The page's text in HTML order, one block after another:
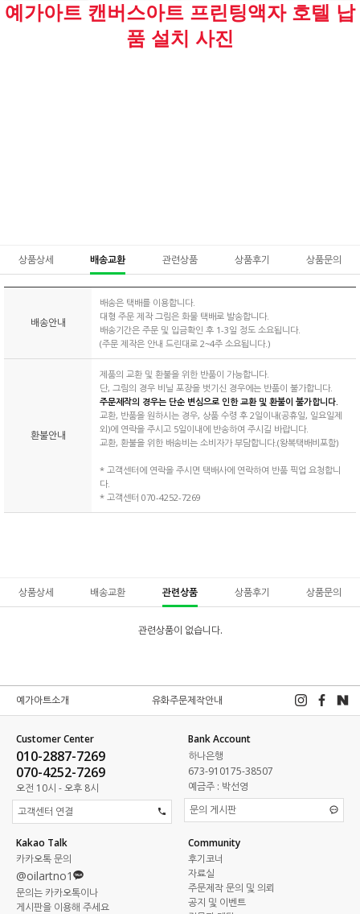
예가아트 캔버스아트 프린팅액자 호텔 납
품 설치 사진
상품상세 배송교환 관련상품 상품후기 상품문의
배송안내
배송은 택배를 이용합니다.
대형 주문 제작 그림은 화물 택배로 발송합니다.
배송기간은 주문 및 입금확인 후 1-3일 정도 소요됩니다.
(주문 제작은 안내 드린대로 2~4주 소요됩니다.)
환불안내
제품의 교환 및 환불을 위한 반품이 가능합니다.
단, 그림의 경우 비닐 포장을 벗기신 경우에는 반품이 불가합니다.
주문제작의 경우는 단순 변심으로 인한 교환 및 환불이 불가합니다.
교환, 반품을 원하시는 경우, 상품 수령 후 2일이내(공휴일, 일요일제
외)에 연락을 주시고 5일이내에 반송하여 주시길 바랍니다.
교환, 환불을 위한 배송비는 소비자가 부담합니다.(왕복택배비포함)
* 고객센터에 연락을 주시면 택배사에 연락하여 반품 픽업 요청합니
다.
* 고객센터 070-4252-7269
상품상세 배송교환 관련상품 상품후기 상품문의
관련상품이 없습니다.
예가아트소개 유화주문제작안내
Customer Center
010-2887-7269
070-4252-7269
오전 10시 - 오후 8시
고객센터 연결
Bank Account
하나은행
673-910175-38507
예금주 : 박선영
문의 게시판
Kakao Talk
카카오톡 문의
@oilartno1
문의는 카카오톡이나
게시판을 이용해 주세요
Community
후기코너
자료실
주문제작 문의 및 의뢰
공지 및 이벤트